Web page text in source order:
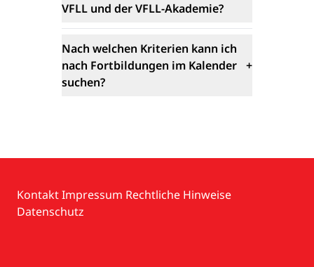
VFLL und der VFLL-Akademie?
Nach welchen Kriterien kann ich
nach Fortbildungen im Kalender
suchen?
+
KontaktImpressum Rechtliche Hinweise
Datenschutz